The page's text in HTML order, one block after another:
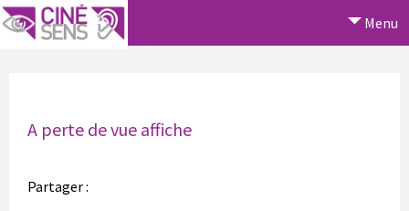
Menu
A perte de vue affiche
Partager :